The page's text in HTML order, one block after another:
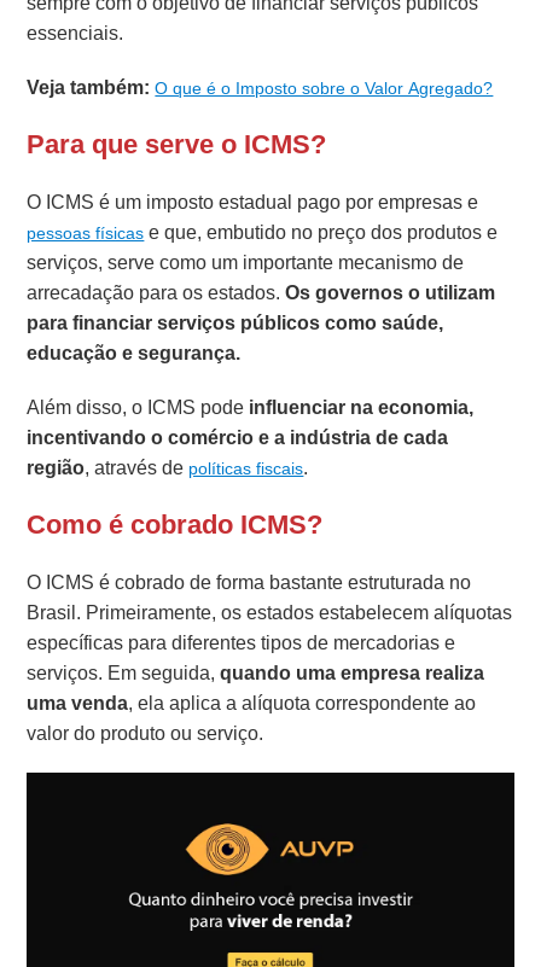
essenciais.
Veja também:O que é o Imposto sobre o Valor Agregado?
Para que serve o ICMS?
O ICMS é um imposto estadual pago por empresas e
pessoas físicas e que, embutido no preço dos produtos e
serviços, serve como um importante mecanismo de
arrecadação para os estados.Os governos o utilizam
para financiar serviços públicos como saúde,
educação e segurança.
Além disso, o ICMS pode influenciar na economia,
incentivando o comércio e a indústria de cada
região, através de políticas fiscais.
Como é cobrado ICMS?
O ICMS é cobrado de forma bastante estruturada no
Brasil. Primeiramente, os estados estabelecem alíquotas
específicas para diferentes tipos de mercadorias e
serviços. Em seguida,quando uma empresa realiza
uma venda, ela aplica a alíquota correspondente ao
valor do produto ou serviço.